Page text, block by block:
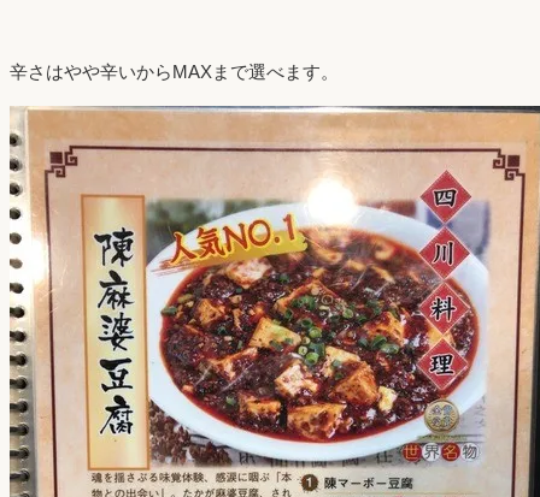
辛さはやや辛いからMAXまで選べます。